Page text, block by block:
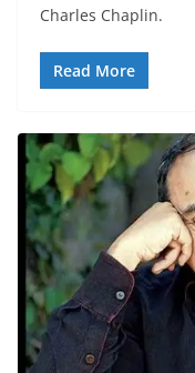
Charles Chaplin.
Read More